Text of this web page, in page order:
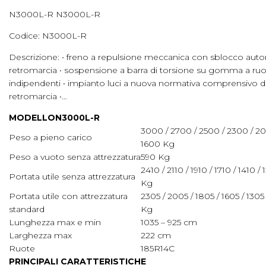
N3000L-R N3000L-R
Codice: N3000L-R
Descrizione: • freno a repulsione meccanica con sblocco
retromarcia • sospensione a barra di torsione su gomma a
indipendenti • impianto luci a nuova normativa comprensivo
retromarcia •…
MODELLON3000L-R
Peso a pieno carico
3000 / 2700 / 2500 / 2300 /
1600 Kg
Peso a vuoto senza attrezzatura590 Kg
Portata utile senza attrezzatura
2410 / 2110 / 1910 / 1710 / 1410 /
Kg
Portata utile con attrezzatura
standard
2305 / 2005 / 1805 / 1605 / 1305
Kg
Lunghezza max e min
1035 – 925 cm
Larghezza max
222 cm
Ruote
185R14C
PRINCIPALI CARATTERISTICHE